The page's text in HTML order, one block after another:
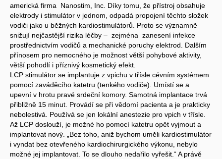
americká firma Nanostim, Inc. Díky tomu, že přístroj obsahuje
elektrody i stimulátor v jednom, odpadá propojení těchto složek
vodiči jako u běžných kardiostimulátorů. Proto se významně
snižují nejčastější rizika léčby – zejména zanesení infekce
prostřednictvím vodičů a mechanické poruchy elektrod. Dalším
přínosem pro nemocného je možnost větší pohybové aktivity,
větší pohodlí i příznivý kosmetický efekt.
LCP stimulátor se implantuje z vpichu v třísle cévním systémem
pomocí zaváděcího katetru (tenkého vodiče). Umístí se a
upevní v hrotu pravé srdeční komory. Samotná implantace trvá
přibližně 15 minut. Provádí se při vědomí pacienta a je prakticky
nebolestivá. Používá se jen lokální anestezie pro vpich v třísle.
Až LCP doslouží, je možné ho pomocí katetru opět vyjmout a
implantovat nový. „Bez toho, aniž bychom uměli kardiostimulátor
i vyndat bez otevřeného kardiochirurgického výkonu, nebylo
možné jej implantovat. To se dlouho nedařilo vyřešit.“ A právě